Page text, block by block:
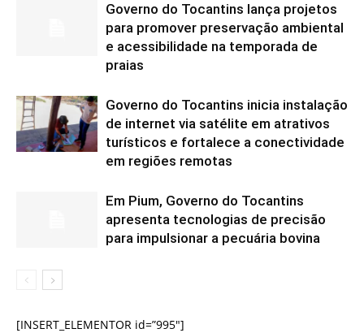
Governo do Tocantins lança projetos
para promover preservação ambiental
e acessibilidade na temporada de
praias
Governo do Tocantins inicia instalação
de internet via satélite em atrativos
turísticos e fortalece a conectividade
em regiões remotas
Em Pium, Governo do Tocantins
apresenta tecnologias de precisão
para impulsionar a pecuária bovina
[INSERT_ELEMENTOR id=”995″]